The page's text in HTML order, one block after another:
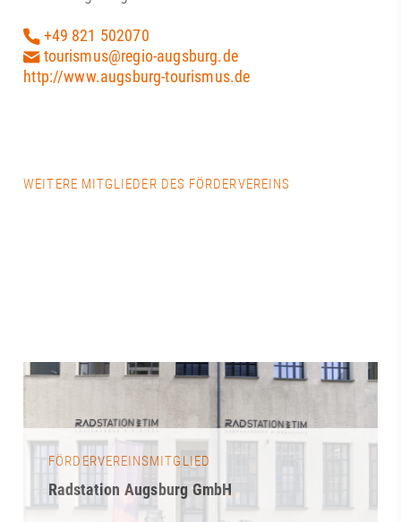
+49 821 502070
tourismus@regio-augsburg.de
http://www.augsburg-tourismus.de
WEITERE MITGLIEDER DES FÖRDERVEREINS
FÖRDERVEREINSMITGLIED
Radstation Augsburg GmbH